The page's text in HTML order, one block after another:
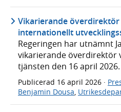
Vikarierande
internationellt
Regeringen har utnämnt
vikarierande överdirektör
tjänsten den 16 april 2026.
Publicerad 16 april 2026 ·
Benjamin Dousa